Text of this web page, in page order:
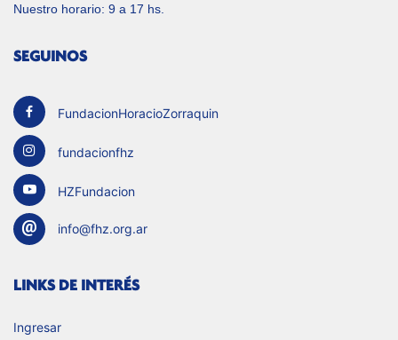
Nuestro horario: 9 a 17 hs.
SEGUINOS
FundacionHoracioZorraquin
fundacionfhz
HZFundacion
info@fhz.org.ar
LINKS DE INTERÉS
Ingresar